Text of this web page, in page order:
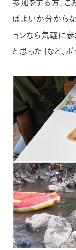
参加をする方、ご
ばよいか分からな
ョンなら気軽に参
と思った」など、